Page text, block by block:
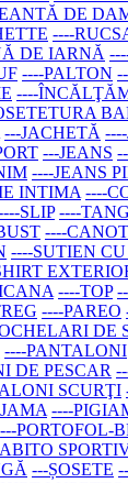
DE
----
DE IARNĂ
----PALTON
----
---JACHETĂ
---JEANS
----JEANS
INTIMA ----
SLIP ----
----
----SUTIEN
----TOP
----PAREO
DE
----PANTALONI
DE PESCAR
SCURŢI
----
---PORTOFOL-
---ȘOSETE